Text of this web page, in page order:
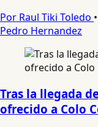
Por Raul Tiki Toledo •
Pedro Hernandez
Tras la llegada
ofrecido a Colo